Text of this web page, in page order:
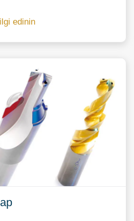
edinin